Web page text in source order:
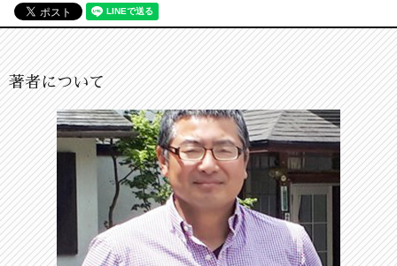
著者について